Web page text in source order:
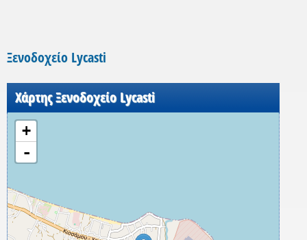
Ξενοδοχείο Lycasti
Χάρτης Ξενοδοχείο Lycasti
+
-